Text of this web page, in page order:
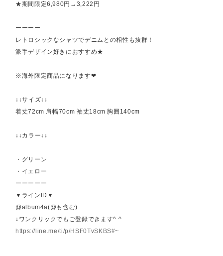
★期間限定6,980円→3,222円
ーーーー
レトロシックなシャツでデニムとの相性も抜群！
派手デザイン好きにおすすめ★
※海外限定商品になります❤︎
↓↓サイズ↓↓
着丈72cm 肩幅70cm 袖丈18cm 胸囲140cm
↓↓カラー↓↓
・グリーン
・イエロー
ーーーーー
▼ラインID▼
@album4a(@も含む)
↓ワンクリックでもご登録できます^ ^
https://line.me/ti/p/HSF0TvSKBS#~